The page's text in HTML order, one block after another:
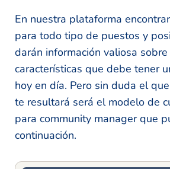
En nuestra plataforma
para todo tipo de puestos y
darán información valiosa
características que debe tener
hoy en día. Pero sin duda el
te resultará será el modelo de
para community manager que
continuación.